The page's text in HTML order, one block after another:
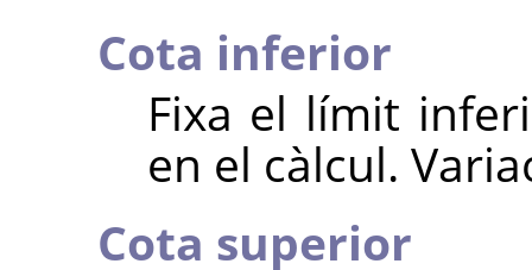
Cota inferior
Fixa el límit
en el càlcul.
Cota superior